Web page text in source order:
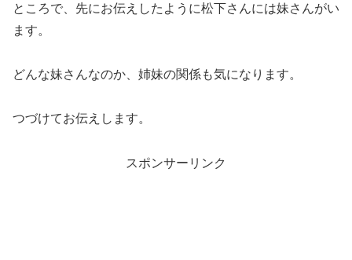
ところで、先にお伝えしたように松下さんには妹さんがい
ます。
どんな妹さんなのか、姉妹の関係も気になります。
つづけてお伝えします。
スポンサーリンク